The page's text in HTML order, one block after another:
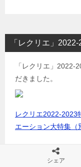
「レクリエ」
「レクリエ」2022-
だきました。
レクリエ2022-
エーション大特集（
シェア